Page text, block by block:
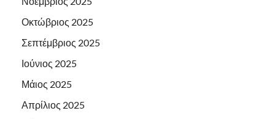
Οκτώβριος 2025
Σεπτέμβριος 2025
Ιούνιος 2025
Μάιος 2025
Απρίλιος 2025